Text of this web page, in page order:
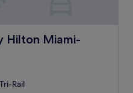
Hilton Miami-
Miami-Airport/Blue Lagoon
Rail